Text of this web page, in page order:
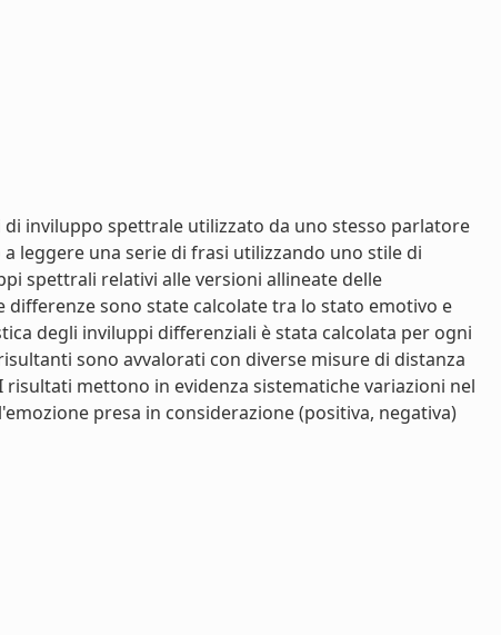
inviluppo spettrale utilizzato da uno stesso parlatore
leggere una serie di frasi utilizzando uno stile di
spettrali relativi alle versioni allineate delle
sono state calcolate tra lo stato emotivo e
degli inviluppi differenziali è stata calcolata per ogni
sono avvalorati con diverse misure di distanza
mettono in evidenza sistematiche variazioni nel
presa in considerazione (positiva, negativa)